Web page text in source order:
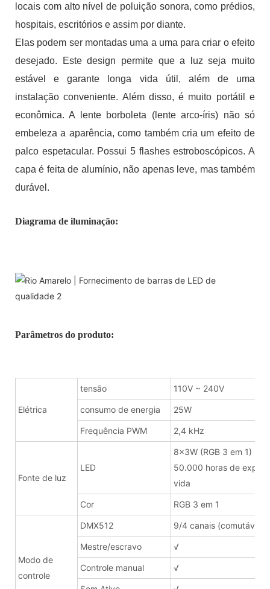
locais com alto nível de poluição sonora, como prédios,
hospitais, escritórios e assim por diante.
Elas podem ser montadas uma a uma para criar o efeito
desejado. Este design permite que a luz seja muito
estável e garante longa vida útil, além de uma
instalação conveniente. Além disso, é muito portátil e
econômica. A lente borboleta (lente arco-íris) não só
embeleza a aparência, como também cria um efeito de
palco espetacular. Possui 5 flashes estroboscópicos. A
capa é feita de alumínio, não apenas leve, mas também
durável.
Diagrama de iluminação:
Parâmetros do produto:
Elétrica
tensão 110V ~ 240V
consumo de energia 25W
Frequência PWM 2,4 kHz
Fonte de luz
LED
8x3W (RGB 3 em 1)
50.000 horas de
vida
Cor RGB 3 em 1
Modo de
controle
DMX512 9/4 canais (comutável)
Mestre/escravo √
Controle manual √